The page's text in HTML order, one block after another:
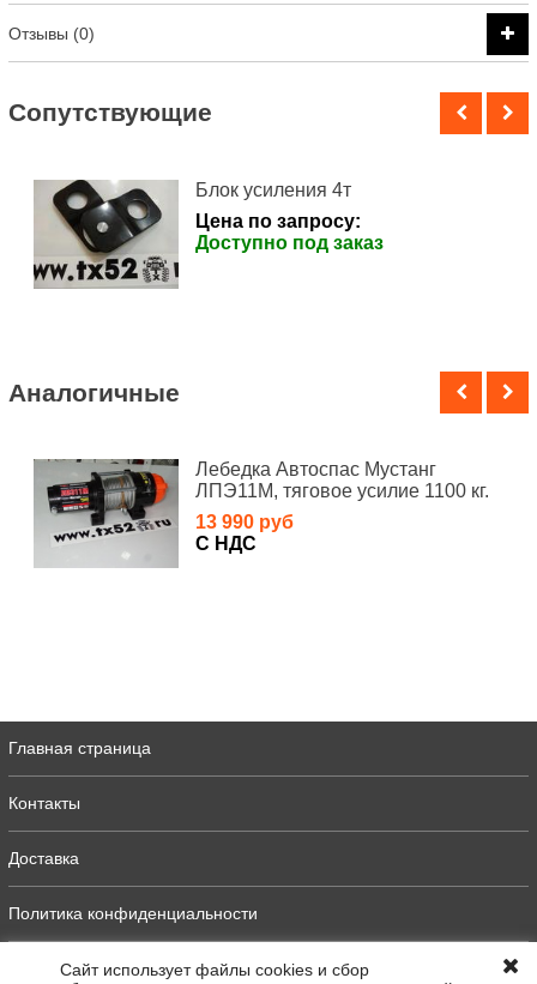
Отзывы (0)
Cопутствующие
Блок усиления 4т
Цена по запросу:
Доступно под заказ
Аналогичные
Лебедка Автоспас Мустанг
ЛПЭ11М, тяговое усилие 1100 кг.
13 990 руб
С НДС
Главная страница
Контакты
Доставка
Политика конфиденциальности
ОфертаСайт использует файлы cookies и сбор